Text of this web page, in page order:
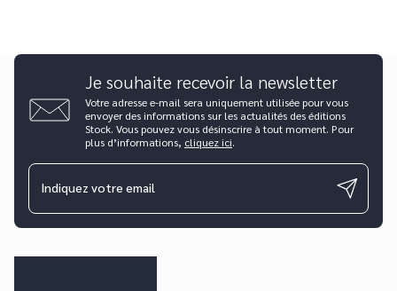
Je souhaite recevoir la newsletter
Votre adresse e-mail sera uniquement utilisée pour vous
envoyer des informations sur les actualités des éditions
Stock. Vous pouvez vous désinscrire à tout moment. Pour
plus d’informations, cliquez ici.
Indiquez votre email